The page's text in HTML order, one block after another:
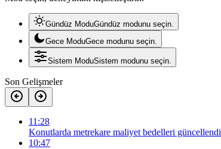
Gündüz ModuGündüz modunu seçin.
Gece ModuGece modunu seçin.
Sistem ModuSistem modunu seçin.
Son Gelişmeler
11:28
Konutlarda metrekare maliyet bedelleri güncellendi
10:47